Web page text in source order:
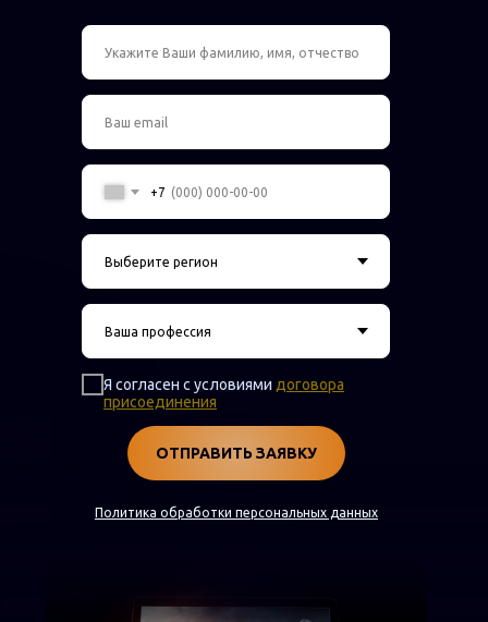
+7
Я согласен с условиями договора
присоединения
ОТПРАВИТЬ ЗАЯВКУ
Политика обработки персональных данных